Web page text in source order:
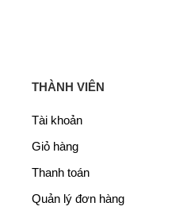
THÀNH VIÊN
Tài khoản
Giỏ hàng
Thanh toán
Quản lý đơn hàng